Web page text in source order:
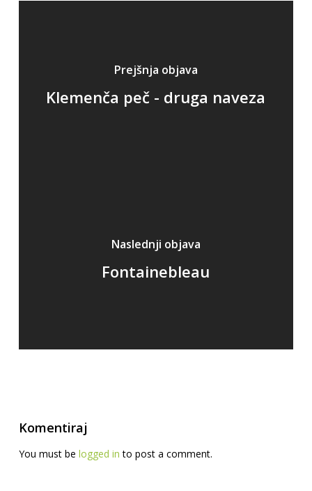
Prejšnja objava
Klemenča peč - druga naveza
Naslednji objava
Fontainebleau
Komentiraj
You must be logged in to post a comment.